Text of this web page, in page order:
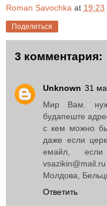
Roman Savochka at 19:23
Поделиться
3 комментария:
Unknown 31
Мир Вам.
будапеште
с кем можно
даже если
емайл,
Молдова,
Ответить